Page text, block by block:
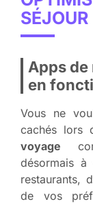
SÉJOUR
Apps
en
Vous ne
cachés lors
voyage
désormais
restaurants,
de vos